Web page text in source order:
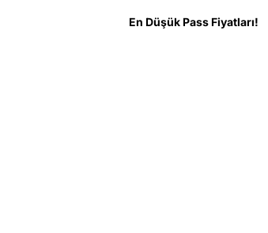
En Düşük Pass Fiyatları!
Gitmeden Önce Bilinmesi Gerekenler SSS